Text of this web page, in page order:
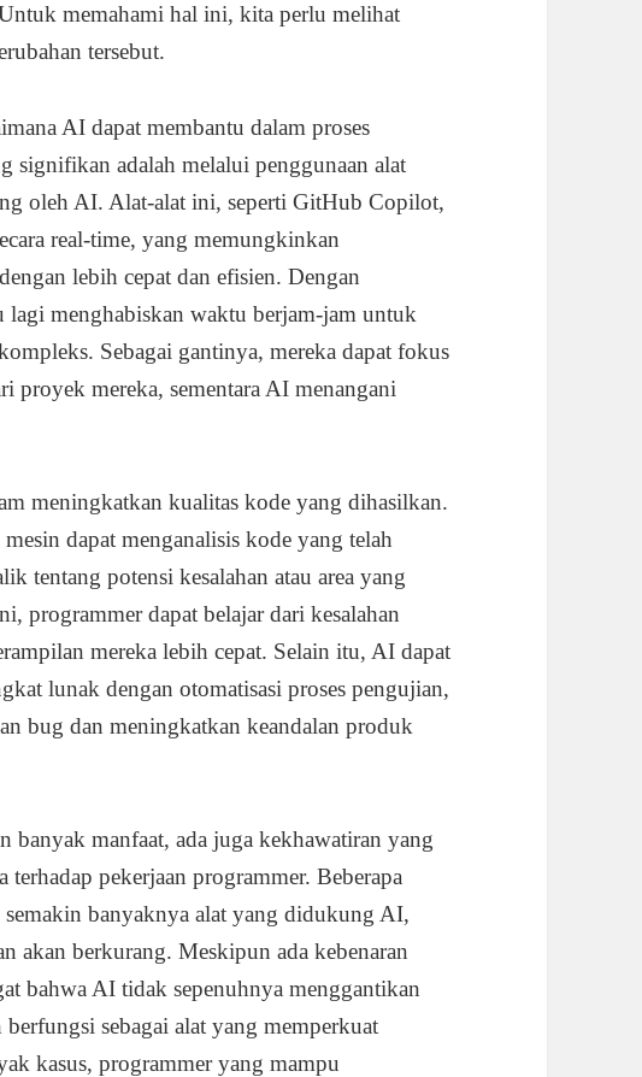
memahami hal ini, kita perlu melihat
tersebut.
AI dapat membantu dalam proses
signifikan adalah melalui penggunaan alat
oleh AI. Alat-alat ini, seperti GitHub Copilot,
real-time, yang memungkinkan
lebih cepat dan efisien. Dengan
menghabiskan waktu berjam-jam untuk
Sebagai gantinya, mereka dapat fokus
proyek mereka, sementara AI menangani
meningkatkan kualitas kode yang dihasilkan.
dapat menganalisis kode yang telah
tentang potensi kesalahan atau area yang
programmer dapat belajar dari kesalahan
mereka lebih cepat. Selain itu, AI dapat
lunak dengan otomatisasi proses pengujian,
bug dan meningkatkan keandalan produk
banyak manfaat, ada juga kekhawatiran yang
pekerjaan programmer. Beberapa
semakin banyaknya alat yang didukung AI,
akan berkurang. Meskipun ada kebenaran
bahwa AI tidak sepenuhnya menggantikan
sebagai alat yang memperkuat
kasus, programmer yang mampu